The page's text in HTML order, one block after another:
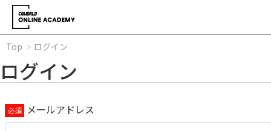
Top ログイン
ログイン
メールアドレス